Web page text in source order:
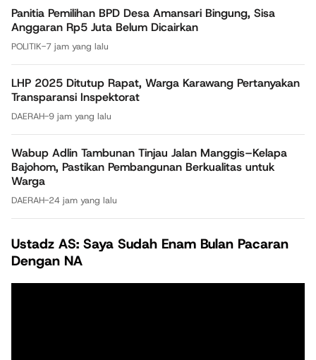
Panitia Pemilihan BPD Desa Amansari Bingung, Sisa
Anggaran Rp5 Juta Belum Dicairkan
POLITIK-7 jam yang lalu
LHP 2025 Ditutup Rapat, Warga Karawang Pertanyakan
Transparansi Inspektorat
DAERAH-9 jam yang lalu
Wabup Adlin Tambunan Tinjau Jalan Manggis–Kelapa
Bajohom, Pastikan Pembangunan Berkualitas untuk
Warga
DAERAH-24 jam yang lalu
Ustadz AS: Saya Sudah Enam Bulan Pacaran
Dengan NA